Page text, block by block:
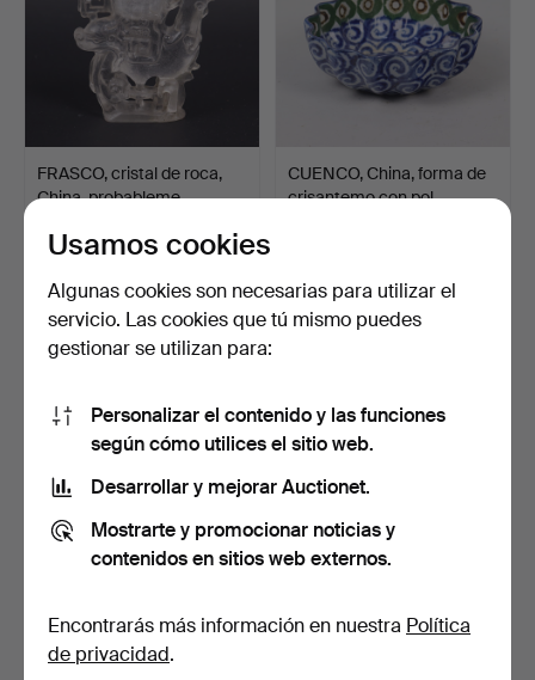
FRASCO, cristal de roca,
China, probableme…
1 puja
CUENCO, China, forma de
crisantemo con pol…
10 días
Estimación
representan…
10 días
Usamos cookies
Algunas cookies son necesarias para utilizar el
servicio. Las cookies que tú mismo puedes
gestionar se utilizan para:
Personalizar el contenido y las funciones
según cómo utilices el sitio web.
Desarrollar y mejorar Auctionet.
Mostrarte y promocionar noticias y
contenidos en sitios web externos.
Encontrarás más información en nuestra Política
de privacidad.